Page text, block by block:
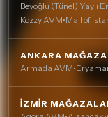
Beyoğlu (Tünel) Yaylı
Kozzy AVM•Mall of
ANKARA
Armada AVM•
İZMIR